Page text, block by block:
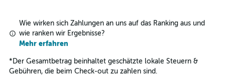
Wie wirken sich Zahlungen an uns auf das Ranking aus und
wie ranken wir Ergebnisse?
Mehr erfahren
* Der Gesamtbetrag beinhaltet geschätzte lokale Steuern &
Gebühren, die beim Check-out zu zahlen sind.